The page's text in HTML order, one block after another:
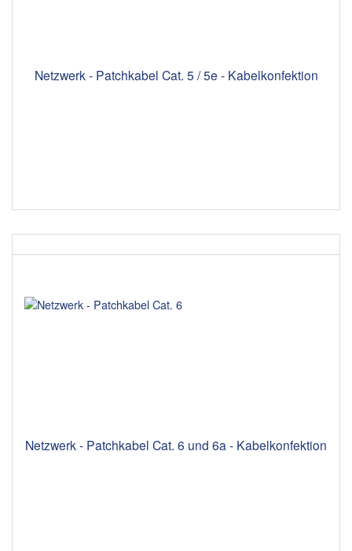
Netzwerk - Patchkabel Cat. 5 / 5e - Kabelkonfektion
Netzwerk - Patchkabel Cat. 6 und 6a - Kabelkonfektion